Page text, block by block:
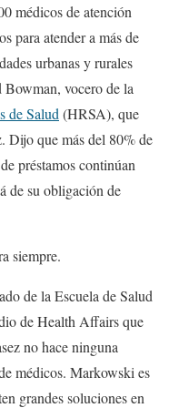
médicos de atención
para atender a más de
urbanas y rurales
Bowman, vocero de la
de Salud(HRSA), que
Dijo que más del 80% de
préstamos continúan
de su obligación de
siempre.
de la Escuela de Salud
de Health Affairs que
no hace ninguna
médicos. Markowski es
grandes soluciones en